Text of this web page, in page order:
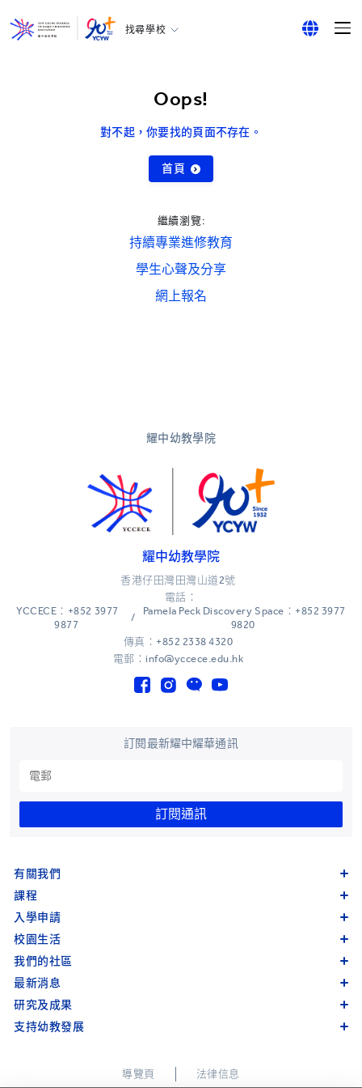
找尋學校
Oops!
對不起，你要找的頁面不存在。
首頁
繼續瀏覽:
持續專業進修教育
學生心聲及分享
網上報名
耀中幼教學院
耀中幼教學院
香港仔田灣田灣山道2號
電話：
YCCECE：+852 3977
9877
/
Pamela Peck Discovery Space：+852 3977
9820
傳真：+852 2338 4320
電郵：info@yccece.edu.hk
訂閱最新耀中耀華通訊
訂閱通訊
有關我們
課程
入學申請
校園生活
我們的社區
最新消息
研究及成果
支持幼教發展
導覽頁 法律信息